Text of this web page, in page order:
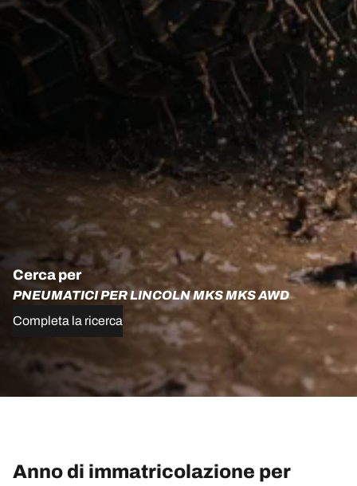
Cerca per
PNEUMATICI PER LINCOLN MKS MKS AWD
Completa la ricerca
Anno di immatricolazione per